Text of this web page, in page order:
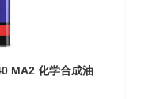
MA2 化学合成油